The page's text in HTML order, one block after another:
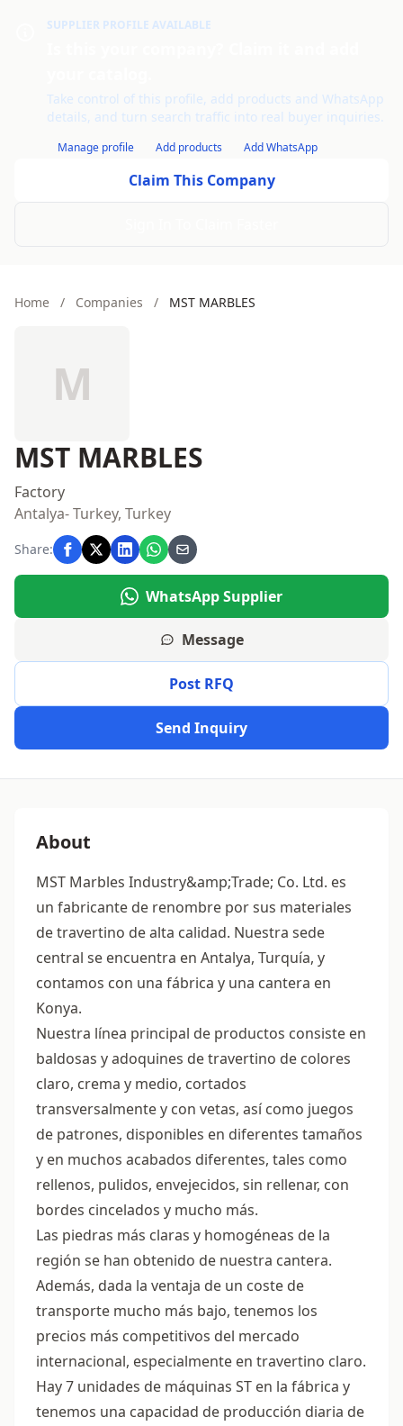
SUPPLIER PROFILE AVAILABLE
Take control of this profile, add products and WhatsApp
details, and turn search traffic into real buyer inquiries.
Manage profile Add products Add WhatsApp
Claim This Company
Home / Companies / MST MARBLES
M
MST MARBLES
Factory
Antalya- Turkey, Turkey
Share:
WhatsApp Supplier
Message
Post RFQ
Send Inquiry
About
MST Marbles Industry&amp;Trade; Co. Ltd. es
un fabricante de renombre por sus materiales
de travertino de alta calidad. Nuestra sede
central se encuentra en Antalya, Turquía, y
contamos con una fábrica y una cantera en
Konya.
Nuestra línea principal de productos consiste en
baldosas y adoquines de travertino de colores
claro, crema y medio, cortados
transversalmente y con vetas, así como juegos
de patrones, disponibles en diferentes tamaños
y en muchos acabados diferentes, tales como
rellenos, pulidos, envejecidos, sin rellenar, con
bordes cincelados y mucho más.
Las piedras más claras y homogéneas de la
región se han obtenido de nuestra cantera.
Además, dada la ventaja de un coste de
transporte mucho más bajo, tenemos los
precios más competitivos del mercado
internacional, especialmente en travertino claro.
Hay 7 unidades de máquinas ST en la fábrica y
tenemos una capacidad de producción diaria de